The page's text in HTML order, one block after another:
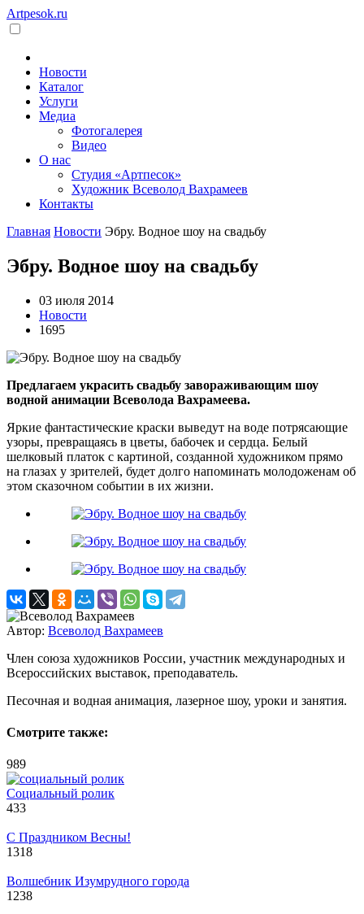
Artpesok.ru
Новости
Каталог
Услуги
Медиа
Фотогалерея
Видео
О нас
Студия «Артпесок»
Художник Всеволод Вахрамеев
Контакты
Главная Новости Эбру. Водное шоу на свадьбу
Эбру. Водное шоу на свадьбу
03 июля 2014
Новости
1695
Предлагаем украсить свадьбу завораживающим шоу
водной анимации Всеволода Вахрамеева.
Яркие фантастические краски выведут на воде потрясающие
узоры, превращаясь в цветы, бабочек и сердца. Белый
шелковый платок с картиной, созданной художником прямо
на глазах у зрителей, будет долго напоминать молодоженам об
этом сказочном событии в их жизни.
Автор: Всеволод Вахрамеев
Член союза художников России, участник международных и
Всероссийских выставок, преподаватель.
Песочная и водная анимация, лазерное шоу, уроки и занятия.
Смотрите также:
989
Социальный ролик
433
С Праздником Весны!
1318
Волшебник Изумрудного города
1238